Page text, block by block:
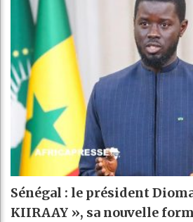
Sénégal : le président
KIIRAAY », sa nouvelle